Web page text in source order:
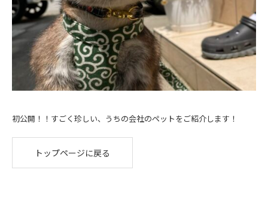
初公開！！すごく珍しい、うちの会社のペットをご紹介します！
トップページに戻る